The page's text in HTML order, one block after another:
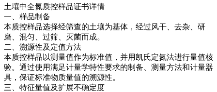
土壤中全氮质控样品证书详情
一、样品制备
本质控样品选择经筛查的土壤为基体，经过风干、去杂、研
磨、混匀、过筛、灭菌而成。
二、溯源性及定值方法
本质控样品以测量值作为标准值，并用凯氏定氮法进行量值核
验。通过使用满足计量学特性要求的制备、测量方法和计量器
具，保证标准物质量值的溯源性。
三、特征量值及扩展不确定度